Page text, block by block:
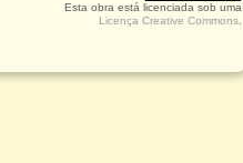
Esta obra está licenciada sob uma
Licença Creative Commons.